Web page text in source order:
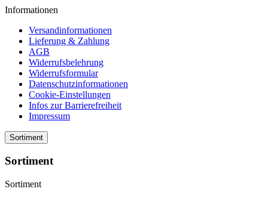
Informationen
Versandinformationen
Lieferung & Zahlung
AGB
Widerrufsbelehrung
Widerrufsformular
Datenschutzinformationen
Cookie-Einstellungen
Infos zur Barrierefreiheit
Impressum
Sortiment
Sortiment
Sortiment